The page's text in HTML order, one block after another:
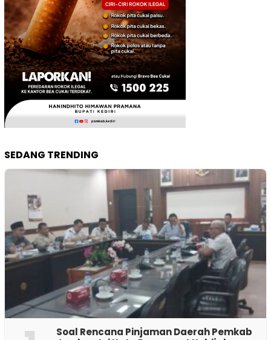
SEDANG TRENDING
‎Soal Rencana Pinjaman Daerah Pemkab